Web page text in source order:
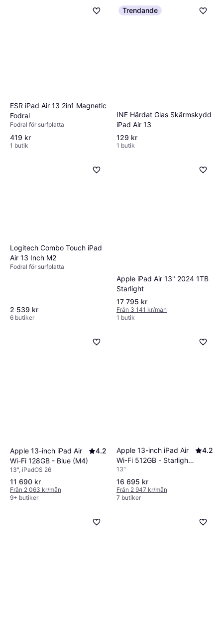
ESR iPad Air 13 2in1 Magnetic
Fodral
Fodral för surfplatta
419 kr
1 butik
Trendande
INF Härdat Glas Skärmskydd
iPad Air 13
129 kr
1 butik
Logitech Combo Touch iPad
Air 13 Inch M2
Fodral för surfplatta
2 539 kr
6 butiker
Apple iPad Air 13" 2024 1TB
Starlight
17 795 kr
Från 3 141 kr/mån
1 butik
Apple 13-inch iPad Air
Wi-Fi 128GB - Blue (M4)
4.2
13", iPadOS 26
11 690 kr
Från 2 063 kr/mån
9+ butiker
Apple 13-inch iPad Air
Wi-Fi 512GB - Starlight
(M4)
4.2
13"
16 695 kr
Från 2 947 kr/mån
7 butiker